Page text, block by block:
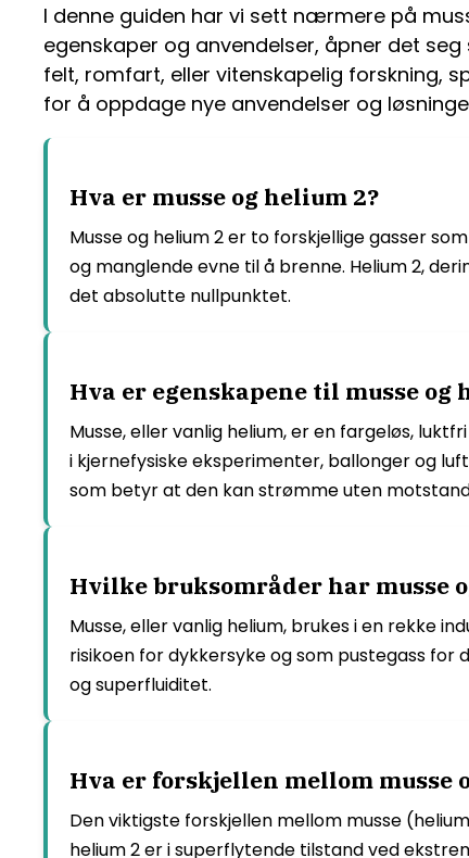
I denne guiden har vi sett nærmere på
egenskaper og anvendelser, åpner det
felt, romfart, eller vitenskapelig forskning,
for å oppdage nye anvendelser og
Hva er musse og helium 2?
Musse og helium 2 er to forskjellige gasser
og manglende evne til å brenne. Helium 2,
det absolutte nullpunktet.
Hva er egenskapene til musse og
Musse, eller vanlig helium, er en fargeløs,
i kjernefysiske eksperimenter, ballonger og
som betyr at den kan strømme uten
Hvilke bruksområder har musse
Musse, eller vanlig helium, brukes i en rekke
risikoen for dykkersyke og som pustegass for
og superfluiditet.
Hva er forskjellen mellom musse
Den viktigste forskjellen mellom musse
helium 2 er i superflytende tilstand ved